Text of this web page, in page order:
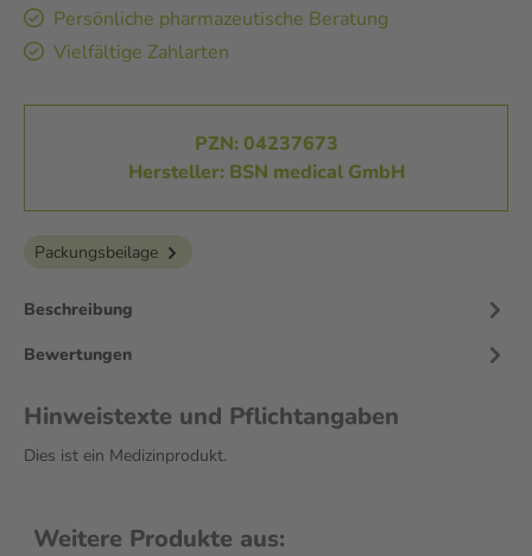
Persönliche pharmazeutische Beratung
Vielfältige Zahlarten
PZN: 04237673
Hersteller: BSN medical GmbH
Packungsbeilage
Beschreibung
Bewertungen
Hinweistexte und Pflichtangaben
Dies ist ein Medizinprodukt.
Weitere Produkte aus: